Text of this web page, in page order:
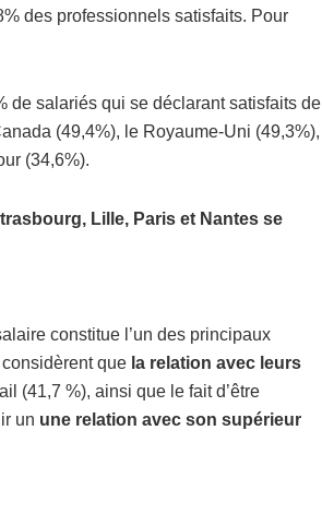
des professionnels satisfaits. Pour
de salariés qui se déclarant satisfaits de
(49,4%), le Royaume-Uni (49,3%),
(34,6%).
Lille, Paris et Nantes se
constitue l’un des principaux
que la relation avec leurs
(41,7 %), ainsi que le fait d’être
un une relation avec son supérieur